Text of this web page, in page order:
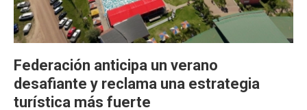
Federación anticipa un verano
desafiante y reclama una estrategia
turística más fuerte